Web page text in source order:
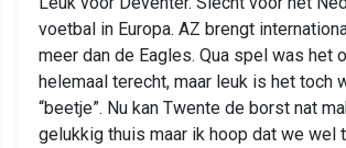
voetbal in Europa. AZ brengt
meer dan de Eagles. Qua spel was het
helemaal terecht, maar leuk is het toch
“beetje”. Nu kan Twente de borst nat
gelukkig thuis maar ik hoop dat we wel